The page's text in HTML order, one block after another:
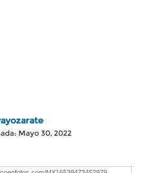
Mayo 30, 2022